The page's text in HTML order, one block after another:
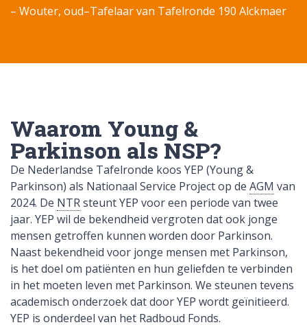
– Wouter, oud–Tafelaar van Tafelronde 190 Alckmaer
Waarom Young &
Parkinson als NSP?
De Nederlandse Tafelronde koos YEP (Young &
Parkinson) als Nationaal Service Project op de AGM van
2024. De NTRsteunt YEP voor een periode van twee
jaar. YEP wil de bekendheid vergroten dat ook jonge
mensen getroffen kunnen worden door Parkinson.
Naast bekendheid voor jonge mensen met Parkinson,
is het doel om patiënten en hun geliefden te verbinden
in het moeten leven met Parkinson. We steunen tevens
academisch onderzoek dat door YEP wordt geïnitieerd.
YEP is onderdeel van het Radboud Fonds.